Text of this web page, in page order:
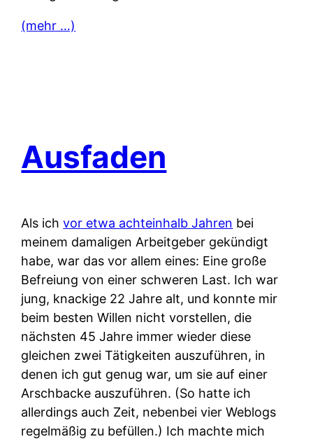
(mehr …)
Ausfaden
Als ichvor etwa achteinhalb Jahren bei
meinem damaligen Arbeitgeber gekündigt
habe, war das vor allem eines: Eine große
Befreiung von einer schweren Last. Ich war
jung, knackige 22 Jahre alt, und konnte mir
beim besten Willen nicht vorstellen, die
nächsten 45 Jahre immer wieder diese
gleichen zwei Tätigkeiten auszuführen, in
denen ich gut genug war, um sie auf einer
Arschbacke auszuführen. (So hatte ich
allerdings auch Zeit, nebenbei vier Weblogs
regelmäßig zu befüllen.) Ich machte mich